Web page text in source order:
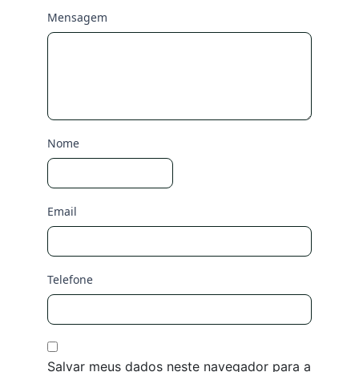
Mensagem
Nome
Email
Telefone
Salvar meus dados neste navegador para a